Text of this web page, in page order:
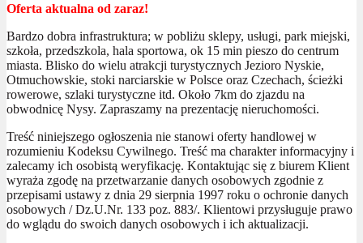
Oferta aktualna od zaraz!
Bardzo dobra infrastruktura; w pobliżu sklepy, usługi, park miejski,
szkoła, przedszkola, hala sportowa, ok 15 min pieszo do centrum
miasta. Blisko do wielu atrakcji turystycznych Jezioro Nyskie,
Otmuchowskie, stoki narciarskie w Polsce oraz Czechach, ścieżki
rowerowe, szlaki turystyczne itd. Około 7km do zjazdu na
obwodnicę Nysy. Zapraszamy na prezentację nieruchomości.
Treść niniejszego ogłoszenia nie stanowi oferty handlowej w
rozumieniu Kodeksu Cywilnego. Treść ma charakter informacyjny i
zalecamy ich osobistą weryfikację. Kontaktując się z biurem Klient
wyraża zgodę na przetwarzanie danych osobowych zgodnie z
przepisami ustawy z dnia 29 sierpnia 1997 roku o ochronie danych
osobowych / Dz.U.Nr. 133 poz. 883/. Klientowi przysługuje prawo
do wglądu do swoich danych osobowych i ich aktualizacji.